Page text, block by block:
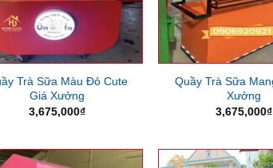
Trà Sữa Màu Đỏ Cute
Giá Xưởng
3,675,000₫
Quầy Trà Sữa
Xưởng
3,675,000₫